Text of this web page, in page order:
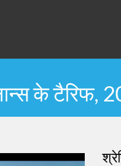
के टैरिफ,